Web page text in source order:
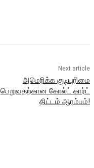
Next article
அமெரிக்க குடியுரிமை
பெறுவதற்கான கோல்ட் கார்ட்
திட்டம் ஆரம்பம்!